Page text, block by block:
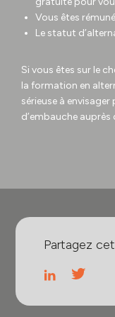
Vous êtes
Le statut
Si vous êtes sur le
la formation en
sérieuse à
d’embauche auprès
Partagez